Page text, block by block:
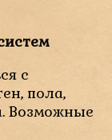
с
пола,
Возможные